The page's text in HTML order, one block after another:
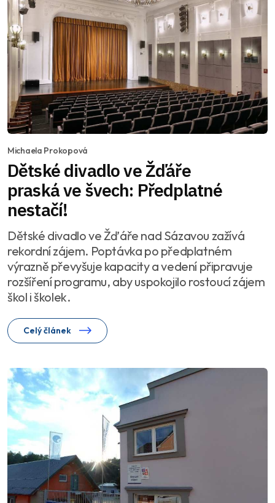
Michaela Prokopová
Dětské divadlo ve Žďáře
praská ve švech: Předplatné
nestačí!
Dětské divadlo ve Žďáře nad Sázavou zažívá
rekordní zájem. Poptávka po předplatném
výrazně převyšuje kapacity a vedení připravuje
rozšíření programu, aby uspokojilo rostoucí zájem
škol i školek.
Celý článek